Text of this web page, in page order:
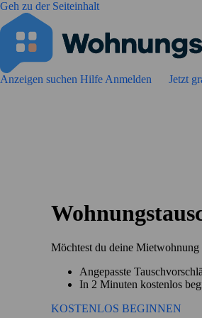
Geh zu der Seiteinhalt
Anzeigen suchen Hilfe Anmelden Jetzt
Möchtest du deine
Angepasste
In 2 Minuten kostenlos
KOSTENLOS BEGINNEN